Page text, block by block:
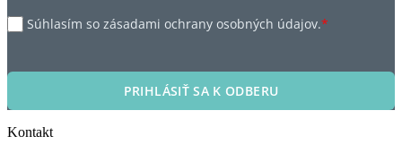
Súhlasím so zásadami ochrany osobných údajov.*
PRIHLÁSIŤ SA K ODBERU
Kontakt